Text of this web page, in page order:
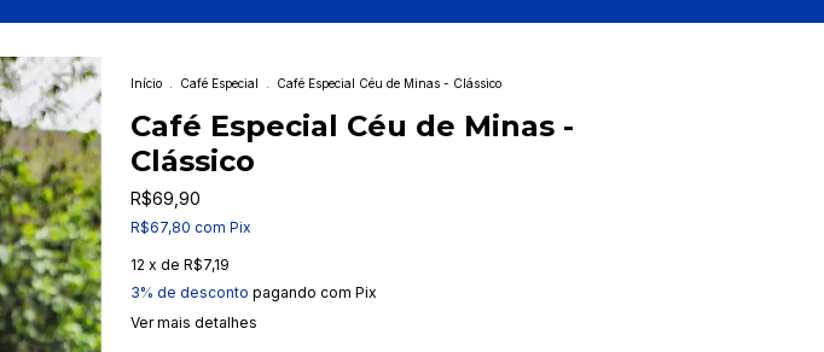
Início Café Especial Café Especial Céu de Minas - Clássico
Café Especial Céu de Minas -
Clássico
R$69,90
R$67,80 com Pix
12 x de R$7,19
3% de desconto pagando com Pix
Ver mais detalhes